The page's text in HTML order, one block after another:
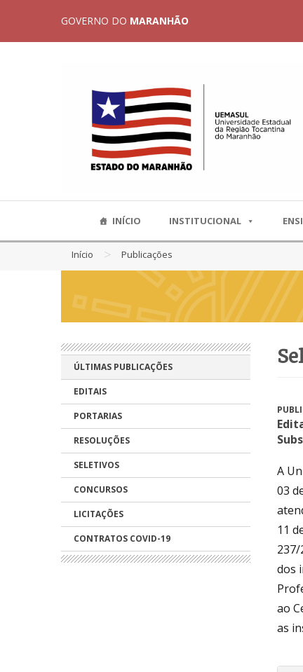
GOVERNO DO MARANHÃO
INÍCIO INSTITUCIONAL
Início > Publicações
ÚLTIMAS PUBLICAÇÕES
EDITAIS
PORTARIAS
RESOLUÇÕES
SELETIVOS
CONCURSOS
LICITAÇÕES
CONTRATOS COVID-19
A
03
11
237/
dos
ao
as